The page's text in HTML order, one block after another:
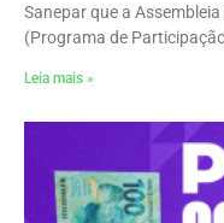
Sanepar que a
(Programa de
Leia mais »